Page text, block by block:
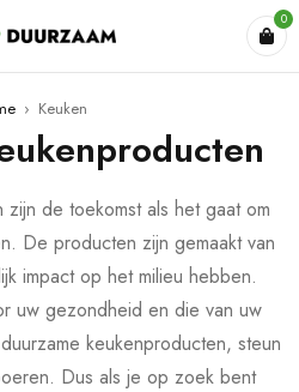
0
› Keuken
de toekomst als het gaat om
De producten zijn gemaakt van
impact op het milieu hebben.
uw gezondheid en die van uw
keukenproducten, steun
Dus als je op zoek bent